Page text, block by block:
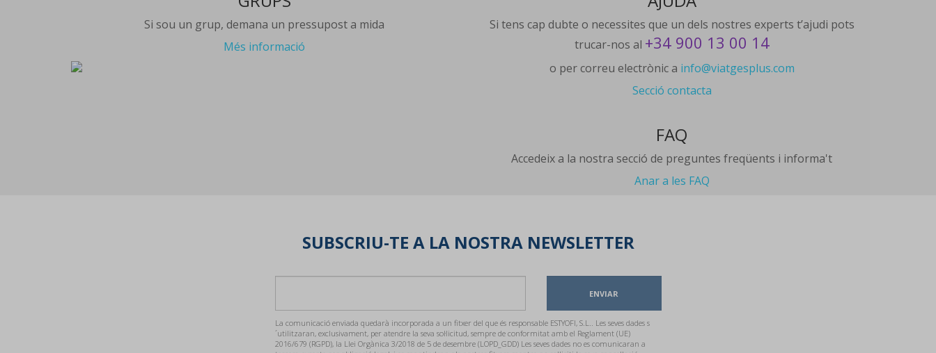
Si sou un grup, demana un pressupost a mida
Més informació
Si tens cap dubte o necessites que un dels nostres experts t’ajudi pots
trucar-nos al +34 900 13 00 14
o per correu electrònic a info@viatgesplus.com
Secció contacta
FAQ
Accedeix a la nostra secció de preguntes freqüents i informa't
Anar a les FAQ
SUBSCRIU-TE A LA NOSTRA NEWSLETTER
ENVIAR
La comunicació enviada quedarà incorporada a un fitxer del que és responsable ESTYOFI, S.L.. Les seves dades s
´utilitzaran, exclusivament, per atendre la seva sol·licitud, sempre de conformitat amb el Reglament (UE)
2016/679 (RGPD), la Llei Orgànica 3/2018 de 5 de desembre (LOPD_GDD) Les seves dades no es comunicaran a